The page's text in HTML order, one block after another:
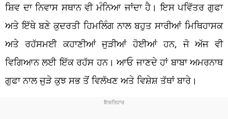
ਸ਼ਿਵ ਦਾ ਨਿਵਾਸ ਸਥਾਨ ਵੀ ਮੰਨਿਆ ਜਾਂਦਾ ਹੈ। ਇਸ ਪਵਿੱਤਰ ਗੁਫਾ
ਅਤੇ ਇੱਥੇ ਬਣੇ ਕੁਦਰਤੀ ਹਿਮਲਿੰਗ ਨਾਲ ਬਹੁਤ ਸਾਰੀਆਂ ਮਿਥਿਹਾਸਕ
ਅਤੇ ਰਹੱਸਮਈ ਕਹਾਣੀਆਂ ਜੁੜੀਆਂ ਹੋਈਆਂ ਹਨ, ਜੋ ਅੱਜ ਵੀ
ਵਿਗਿਆਨ ਲਈ ਇੱਕ ਰਹੱਸ ਹਨ। ਆਓ ਜਾਣਦੇ ਹਾਂ ਬਾਬਾ ਅਮਰਨਾਥ
ਗੁਫਾ ਨਾਲ ਜੁੜੇ ਕੁਝ ਸਭ ਤੋਂ ਵਿਲੱਖਣ ਅਤੇ ਵਿਸ਼ੇਸ਼ ਤੱਥਾਂ ਬਾਰੇ।